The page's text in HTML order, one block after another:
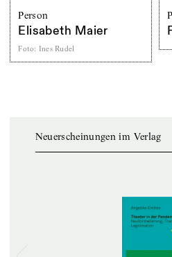
Person
Elisabeth Maier
Foto: Ines Rudel
Neuerscheinungen im Verlag